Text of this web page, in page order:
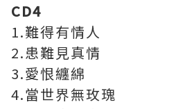
CD4
1.難得有情人
2.患難見真情
3.愛恨纏綿
4.當世界無玫瑰